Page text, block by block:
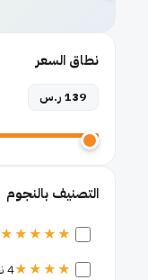
نطاق السعر
139 ر.س
التصنيف بالنجوم
★★★★★
★★★★4 نجوم